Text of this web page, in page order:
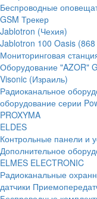
Беспроводные
GSM Трекер
Jablotron (Чехия)
Jablotron 100 Oasis
Мониторинговая
Оборудование "AZOR"
Visonic (Израиль)
Радиоканальное
оборудование серии
PROXYMA
ELDES
Контрольные панели и
Дополнительное
ELMES ELECTRONIC
Радиоканальные
датчики